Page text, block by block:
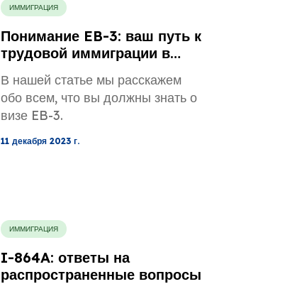
ИММИГРАЦИЯ
Понимание EB-3: ваш путь к
трудовой иммиграции в
В нашей статье мы расскажем
обо всем, что вы должны знать о
визе EB-3.
11 декабря 2023 г.
ИММИГРАЦИЯ
I-864A: ответы на
распространенные вопросы